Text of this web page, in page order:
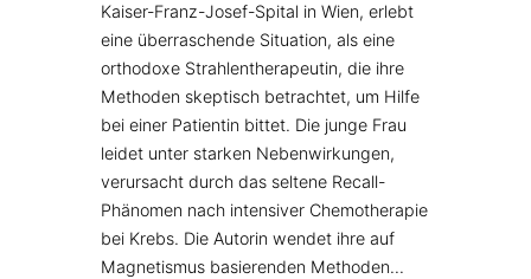
Kaiser-Franz-Josef-Spital in Wien, erlebt
eine überraschende Situation, als eine
orthodoxe Strahlentherapeutin, die ihre
Methoden skeptisch betrachtet, um Hilfe
bei einer Patientin bittet. Die junge Frau
leidet unter starken Nebenwirkungen,
verursacht durch das seltene Recall-
Phänomen nach intensiver Chemotherapie
bei Krebs. Die Autorin wendet ihre auf
Magnetismus basierenden Methoden…